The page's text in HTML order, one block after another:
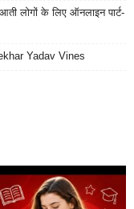
लोगों के लिए ऑनलाइन पार्ट-
Yadav Vines